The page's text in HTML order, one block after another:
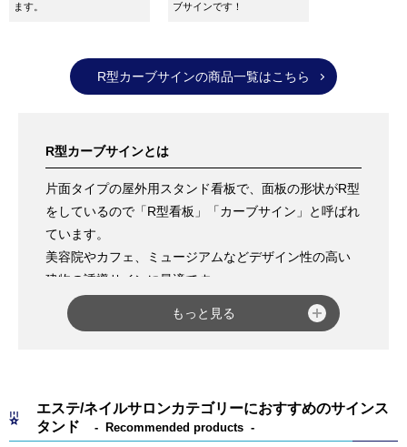
ます。
ブサインです！
R型カーブサインの商品一覧はこちら
R型カーブサインとは
片面タイプの屋外用スタンド看板で、面板の形状がR型
をしているので「R型看板」「カーブサイン」と呼ばれ
ています。
美容院やカフェ、ミュージアムなどデザイン性の高い
建物の誘導サインに最適です。
ファースト社のRXシリーズが中心で、種類としてはカ
ラー／サイズ／仕様により豊富なラインナップがあり
RX-47,RX-41,RX-40,RX-45,RX-30,RX-57,RX-71,RX-
81,RX-91,RX-610,RX-75,RX-65,RX-9001,RX-412,RX-
もっと見る
エステ/ネイルサロンカテゴリーにおすすめのサインス
タンド
Recommended products